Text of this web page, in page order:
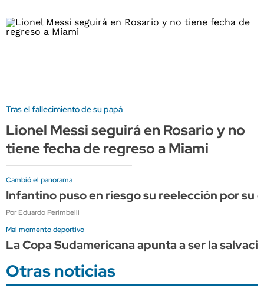
Tras el fallecimiento de su papá
Lionel Messi seguirá en Rosario y no
tiene fecha de regreso a Miami
Cambió el panorama
Infantino puso en riesgo su reelección por su
Por Eduardo Perimbelli
Mal momento deportivo
La Copa Sudamericana apunta a ser la
Otras noticias